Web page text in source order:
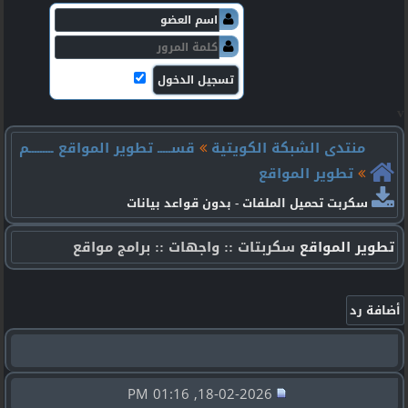
منتدى الشبكة الكويتية
قســـــ تطوير المواقع ـــــــــم
تطوير المواقع
سكربت تحميل الملفات - بدون قواعد بيانات
تطوير المواقع سكربتات :: واجهات :: برامج مواقع